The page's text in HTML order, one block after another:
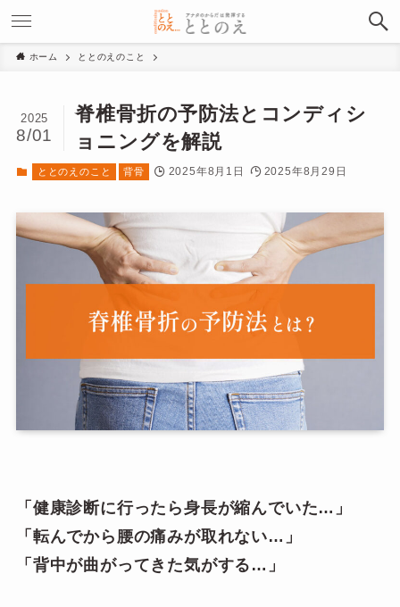
ホーム ととのえのこと
脊椎骨折の予防法とコンディシ
ョニングを解説
2025
8/01
ととのえのこと 背骨 2025年8月1日 2025年8月29日
「健康診断に行ったら身長が縮んでいた…」
「転んでから腰の痛みが取れない…」
「背中が曲がってきた気がする…」